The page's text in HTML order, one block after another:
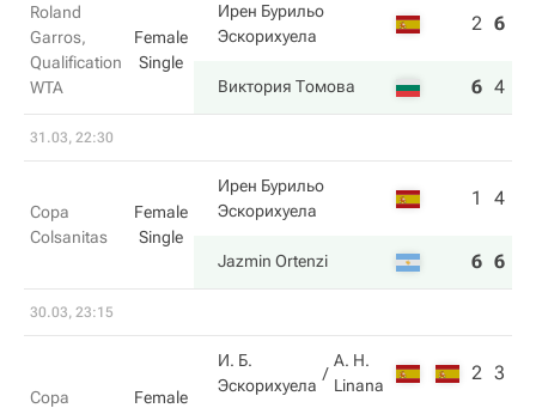
Roland
Garros,
Qualification
WTA
Female
Single
Ирен Бурильо
Эскорихуела
2 6
Виктория Томова 6 4
31.03, 22:30
Copa
Colsanitas
Female
Single
Ирен Бурильо
Эскорихуела
1 4
Jazmin Ortenzi 6 6
30.03, 23:15
Copa
Female
И. Б.
Эскорихуела
A. H.
Linana
2 3